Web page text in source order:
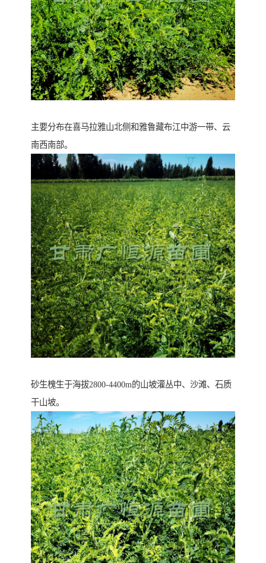
主要分布在喜马拉雅山北侧和雅鲁藏布江中游一带、云
南西南部。
砂生槐生于海拔2800-4400m的山坡灌丛中、沙滩、石质
干山坡。